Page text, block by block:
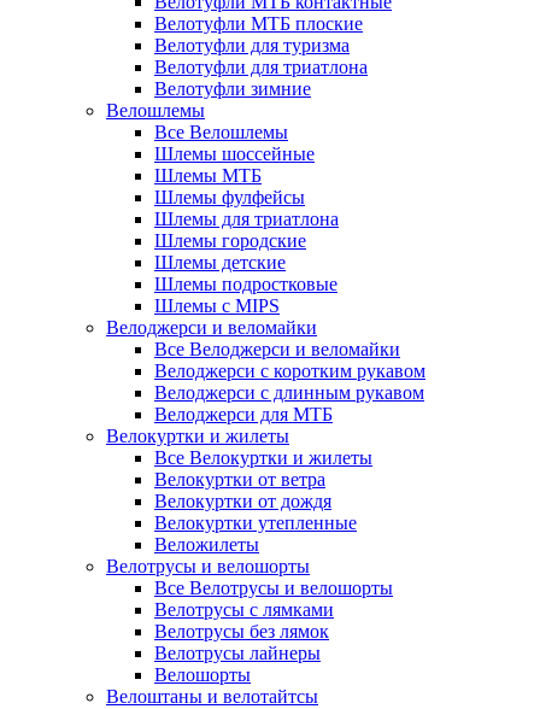
Велотуфли МТБ плоские
Велотуфли для туризма
Велотуфли для триатлона
Велотуфли зимние
Велошлемы
Все Велошлемы
Шлемы шоссейные
Шлемы МТБ
Шлемы фулфейсы
Шлемы для триатлона
Шлемы городские
Шлемы детские
Шлемы подростковые
Шлемы с MIPS
Велоджерси и веломайки
Все Велоджерси и веломайки
Велоджерси с коротким рукавом
Велоджерси с длинным рукавом
Велоджерси для МТБ
Велокуртки и жилеты
Все Велокуртки и жилеты
Велокуртки от ветра
Велокуртки от дождя
Велокуртки утепленные
Веложилеты
Велотрусы и велошорты
Все Велотрусы и велошорты
Велотрусы с лямками
Велотрусы без лямок
Велотрусы лайнеры
Велошорты
Велоштаны и велотайтсы